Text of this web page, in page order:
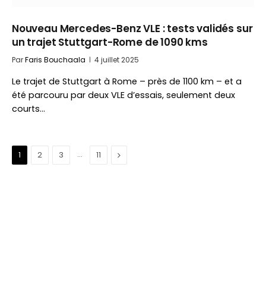
Nouveau Mercedes-Benz VLE : tests validés sur
un trajet Stuttgart-Rome de 1090 kms
ParFaris Bouchaala 4 juillet 2025
Le trajet de Stuttgart à Rome – près de 1100 km – et a
été parcouru par deux VLE d’essais, seulement deux
courts…
1 2 3 … 11 Suivant